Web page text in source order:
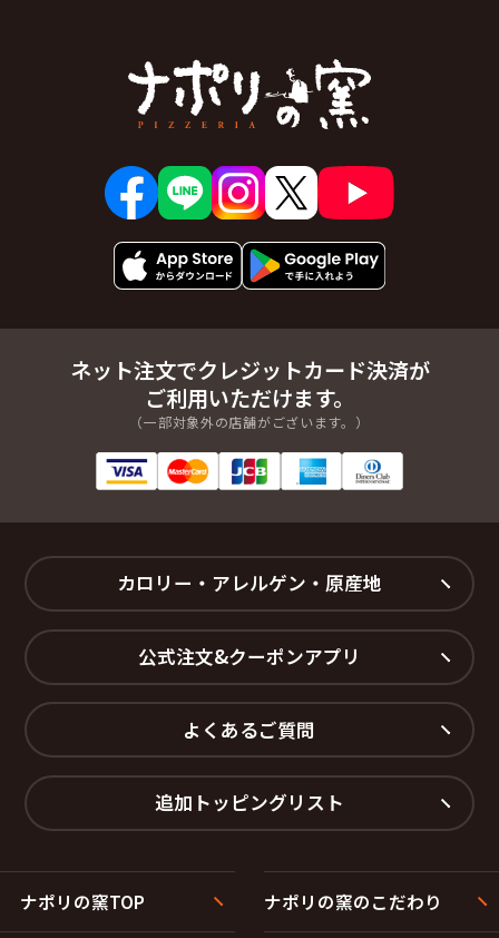
ネット注文でクレジットカード決済が
ご利用いただけます。
（一部対象外の店舗がございます。）
カロリー・アレルゲン・原産地
公式注文&クーポンアプリ
よくあるご質問
追加トッピングリスト
ナポリの窯TOP ナポリの窯のこだわり